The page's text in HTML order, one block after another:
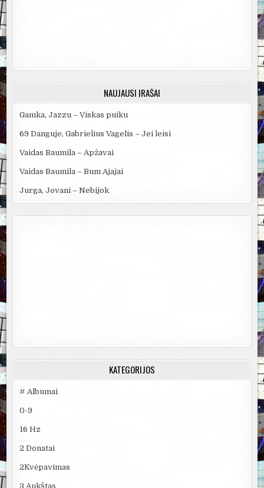
NAUJAUSI ĮRAŠAI
Gamka, Jazzu – Viskas puiku
69 Danguje, Gabrielius Vagelis – Jei leisi
Vaidas Baumila – Apžavai
Vaidas Baumila – Bum Ajajai
Jurga, Jovani – Nebijok
KATEGORIJOS
# Albumai
0-9
16 Hz
2 Donatai
2Kvėpavimas
3 Aukštas